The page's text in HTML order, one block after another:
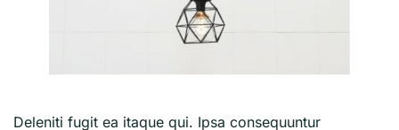
Deleniti fugit ea itaque qui. Ipsa consequuntur